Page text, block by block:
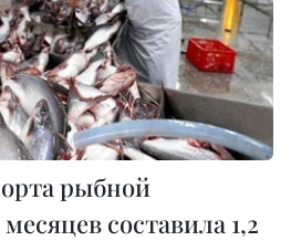
рыбной
составила 1,2